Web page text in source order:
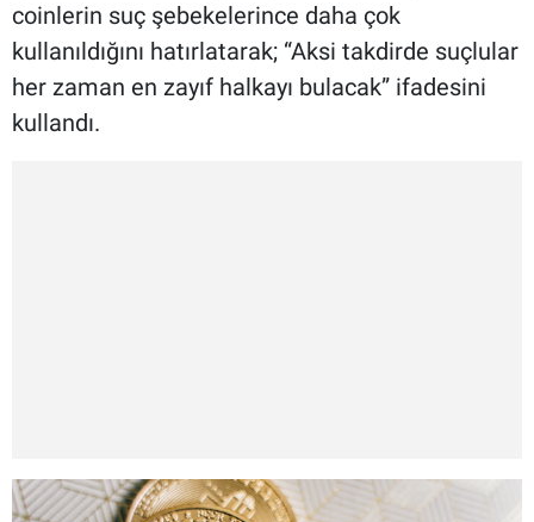
coinlerin suç şebekelerince daha çok
kullanıldığını hatırlatarak; “Aksi takdirde suçlular
her zaman en zayıf halkayı bulacak” ifadesini
kullandı.